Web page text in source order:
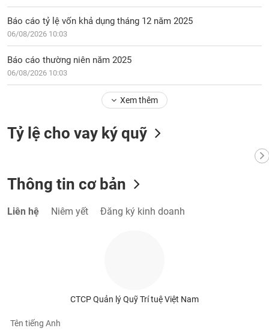
Báo cáo tỷ lệ vốn khả dụng tháng 12 năm 2025
06/08/2026 10:03
Báo cáo thường niên năm 2025
06/08/2026 10:03
Xem thêm
Tỷ lệ cho vay ký quỹ
Thông tin cơ bản
Liên hệ Niêm yết Đăng ký kinh doanh
CTCP Quản lý Quỹ Trí tuệ Việt Nam
Tên tiếng Anh
liệu
chính